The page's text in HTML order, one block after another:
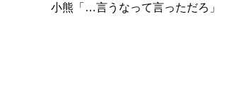
小熊「…言うなって言っただろ」